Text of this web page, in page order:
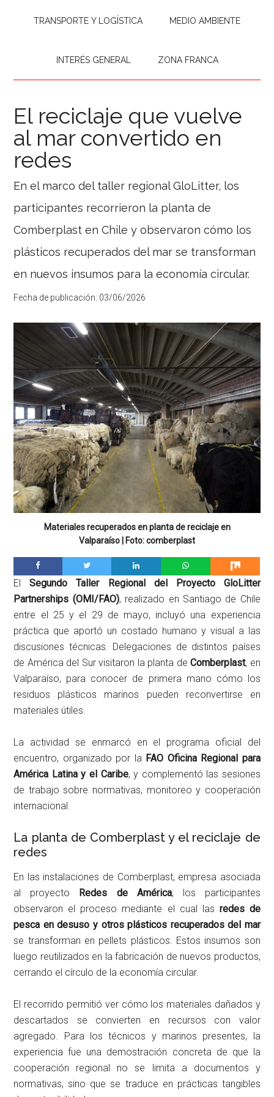
TRANSPORTE Y LOGÍSTICA MEDIO AMBIENTE
INTERÉS GENERAL ZONA FRANCA
El reciclaje que vuelve
al mar convertido en
redes
En el marco del taller regional GloLitter, los
participantes recorrieron la planta de
Comberplast en Chile y observaron cómo los
plásticos recuperados del mar se transforman
en nuevos insumos para la economía circular.
Fecha de publicación: 03/06/2026
Materiales recuperados en planta de reciclaje en
Valparaíso | Foto: comberplast
ElSegundo Taller Regional del Proyecto GloLitter
Partnerships (OMI/FAO), realizado en Santiago de Chile
entre el 25 y el 29 de mayo, incluyó una experiencia
práctica que aportó un costado humano y visual a las
discusiones técnicas. Delegaciones de distintos países
de América del Sur visitaron la planta deComberplast, en
Valparaíso, para conocer de primera mano cómo los
residuos plásticos marinos pueden reconvertirse en
materiales útiles.
La actividad se enmarcó en el programa oficial del
encuentro, organizado por la FAO Oficina Regional para
América Latina y el Caribe, y complementó las sesiones
de trabajo sobre normativas, monitoreo y cooperación
internacional.
La planta de Comberplast y el reciclaje de
redes
En las instalaciones de Comberplast, empresa asociada
al proyecto
Redes de América, los participantes
observaron el proceso mediante el cual las redes de
pesca en desuso y otros plásticos recuperados del mar
se transforman en pellets plásticos. Estos insumos son
luego reutilizados en la fabricación de nuevos productos,
cerrando el círculo de la economía circular.
El recorrido permitió ver cómo los materiales dañados y
descartados se convierten en recursos con valor
agregado. Para los técnicos y marinos presentes, la
experiencia fue una demostración concreta de que la
cooperación regional no se limita a documentos y
normativas, sino que se traduce en prácticas tangibles